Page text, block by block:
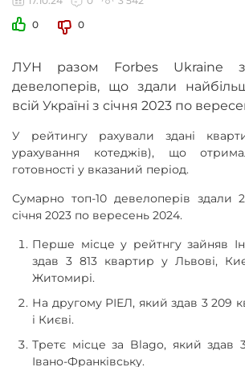
0
0
ЛУН разом Forbes Ukraine
девелоперів, що здали
всій Україні з січня 2023 по
У рейтингу рахували здані
урахування котеджів), що
готовності у вказаний період.
Сумарно топ-10 девелоперів здали
січня 2023 по вересень 2024.
Перше місце у рейтнгу зайняв
здав 3 813 квартир у Львові,
Житомирі.
На другому РІЕЛ, який здав 3 209
і Києві.
Третє місце за Blago, який здав
Івано-Франківську.